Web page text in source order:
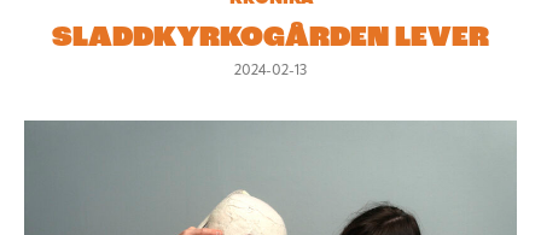
SLADDKYRKOGÅRDEN LEVER
2024-02-13